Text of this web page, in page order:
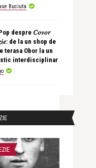
Buciuta
despre 𝐶𝑜𝑣𝑜𝑟
de la un shop de
terasa Obor la un
interdisciplinar